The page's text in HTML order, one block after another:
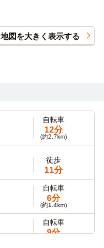
地図を大きく表示する
自転車
12分
(約2.7km)
徒歩
11分
自転車
6分
(約1.4km)
自転車
9分